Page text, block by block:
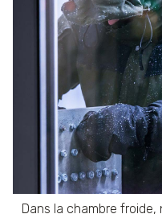
Dans la chambre